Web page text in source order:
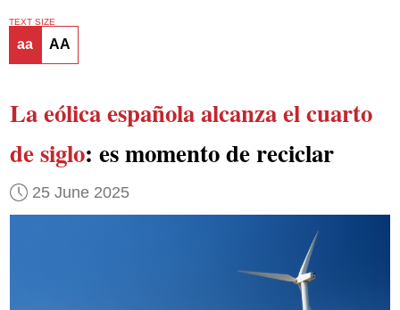
TEXT SIZE
aa AA
La eólica española alcanza el cuarto
de siglo: es momento de reciclar
25 June 2025